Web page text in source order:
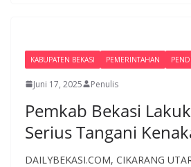
KABUPATEN BEKASI PEMERINTAHAN
Juni 17, 2025 Penulis
Pemkab Bekasi
Serius Tangani
DAILYBEKASI.COM, CIKARANG